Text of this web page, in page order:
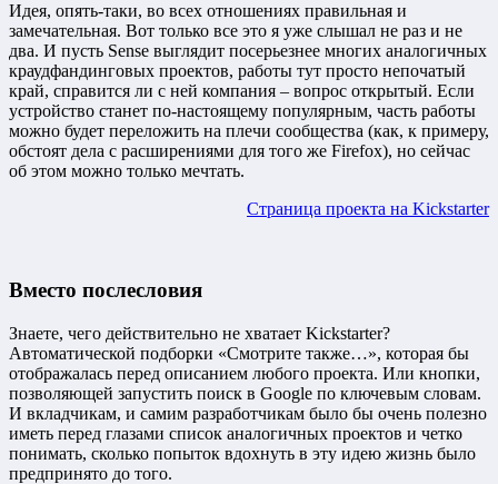
Идея, опять-таки, во всех отношениях правильная и
замечательная. Вот только все это я уже слышал не раз и не
два. И пусть Sense выглядит посерьезнее многих аналогичных
краудфандинговых проектов, работы тут просто непочатый
край, справится ли с ней компания – вопрос открытый. Если
устройство станет по-настоящему популярным, часть работы
можно будет переложить на плечи сообщества (как, к примеру,
обстоят дела с расширениями для того же Firefox), но сейчас
об этом можно только мечтать.
Страница проекта на Kickstarter
Вместо послесловия
Знаете, чего действительно не хватает Kickstarter?
Автоматической подборки «Смотрите также…», которая бы
отображалась перед описанием любого проекта. Или кнопки,
позволяющей запустить поиск в Google по ключевым словам.
И вкладчикам, и самим разработчикам было бы очень полезно
иметь перед глазами список аналогичных проектов и четко
понимать, сколько попыток вдохнуть в эту идею жизнь было
предпринято до того.